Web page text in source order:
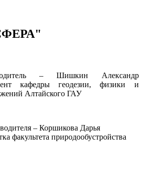
– Шишкин Александр
кафедры геодезии, физики и
Алтайского ГАУ
– Коршикова Дарья
факультета природообустройства